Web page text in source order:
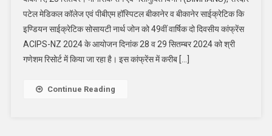
पटेल मेडिकल कॉलेज एवं पीबीएम हॉस्पिटल बीकानेर व बीकानेर साईक्रेटिक कि
इण्डियन साईक्रेटिक सोसायटी नार्थ जोन को 49वीं वार्षिक दो दिवसीय कांफ्रेंस
ACIPS-NZ 2024 के आयोजन दिनांक 28 व 29 सितम्बर 2024 को श्री
गणेशम रिसोर्ट में किया जा रहा है। इस कांफ्रेंस में करीब […]
Continue Reading